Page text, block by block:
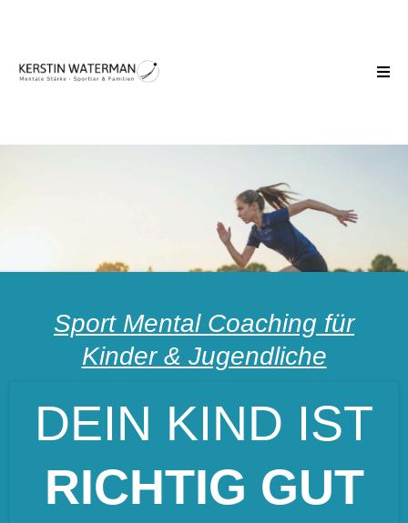
Sport Mental Coaching für
Kinder & Jugendliche
DEIN KIND IST
RICHTIG GUT